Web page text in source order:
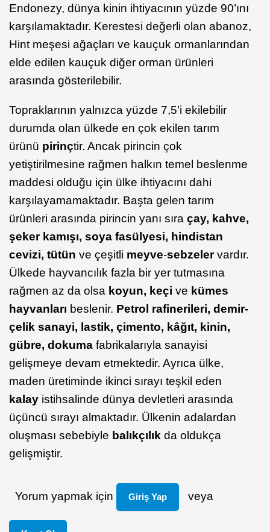
Endonezy, dünya kinin ihtiyacının yüzde 90’ını
karşılamaktadır. Kerestesi değerli olan abanoz,
Hint meşesi ağaçları ve kauçuk ormanlarından
elde edilen kauçuk diğer orman ürünleri
arasında gösterilebilir.
Topraklarının yalnızca yüzde 7,5’i ekilebilir
durumda olan ülkede en çok ekilen tarım
ürünü pirinçtir. Ancak pirincin çok
yetiştirilmesine rağmen halkın temel beslenme
maddesi olduğu için ülke ihtiyacını dahi
karşılayamamaktadır. Başta gelen tarım
ürünleri arasında pirincin yanı sıra çay, kahve,
şeker kamışı, soya fasülyesi, hindistan
cevizi, tütün ve çeşitli meyve-sebzelervardır.
Ülkede hayvancılık fazla bir yer tutmasına
rağmen az da olsa koyun, keçi ve kümes
hayvanları beslenir. Petrol rafinerileri, demir-
çelik sanayi, lastik, çimento, kâğıt, kinin,
gübre, dokuma fabrikalarıyla sanayisi
gelişmeye devam etmektedir. Ayrıca ülke,
maden üretiminde ikinci sırayı teşkil eden
kalay istihsalinde dünya devletleri arasında
üçüncü sırayı almaktadır. Ülkenin adalardan
oluşması sebebiyle balıkçılık da oldukça
gelişmiştir.
Yorum yapmak için Giriş Yap veya